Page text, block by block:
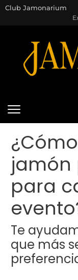
Club Jamonarium
jamón
para
Te
que más